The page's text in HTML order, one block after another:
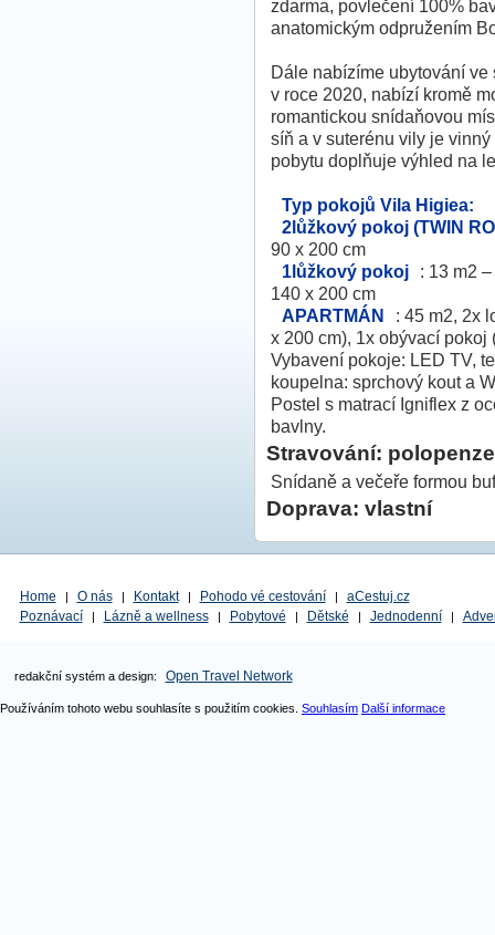
zdarma, povlečení 100%
anatomickým odpružením
Dále nabízíme ubytování
v roce 2020, nabízí kromě
romantickou snídaňovou
síň a v suterénu vily je
pobytu doplňuje výhled na
Typ pokojů Vila Higiea:
2lůžkový pokoj (TWIN
90 x 200 cm
1lůžkový pokoj
: 13 m2
140 x 200 cm
APARTMÁN
: 45 m2, 2x
x 200 cm), 1x obývací pokoj
Vybavení pokoje: LED TV,
koupelna: sprchový kout a
Postel s matrací Igniflex z
bavlny.
Stravování: polopenze
Snídaně a večeře formou
Doprava: vlastní
Home | O nás | Kontakt | Pohodo vé cestování |
aCestuj.cz
Poznávací
| Lázně a wellness | Pobytové | Dětské | Jednodenní |
redakční systém a design: Open Travel Network
Používáním tohoto webu souhlasíte s použitím cookies. Souhlasím Další informace